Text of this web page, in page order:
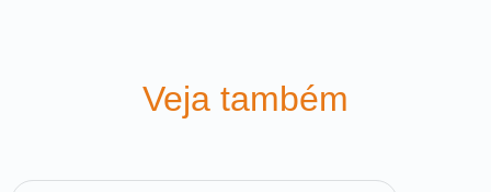
Veja também